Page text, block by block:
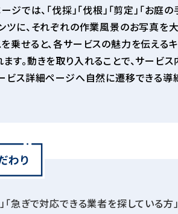
ジでは、「伐採」「伐根」「剪定」「お庭
に、それぞれの作業風景のお写真を大
乗せると、各サービスの魅力を伝える
す。動きを取り入れることで、サービ
ビス詳細ページへ自然に遷移できる導
「急ぎで対応できる業者を探している